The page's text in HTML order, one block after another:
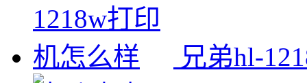
兄弟hl-